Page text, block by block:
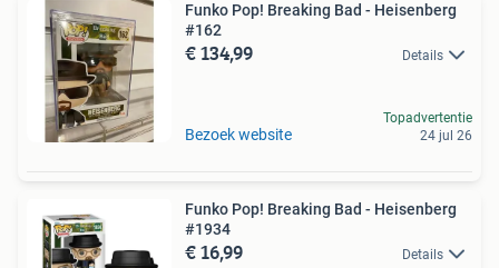
Funko Pop! Breaking Bad - Heisenberg
#162
€ 134,99 Details
Bezoek website
Topadvertentie
24 jul 26
Funko Pop! Breaking Bad - Heisenberg
#1934
€ 16,99 Details